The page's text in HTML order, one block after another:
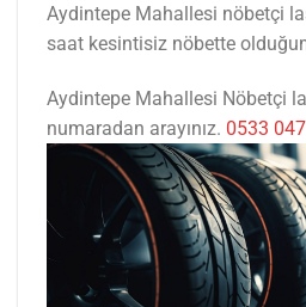
Aydintepe Mahallesi nöbetçi
saat kesintisiz nöbette
Aydintepe Mahallesi Nöbetçi
numaradan arayınız. 0533